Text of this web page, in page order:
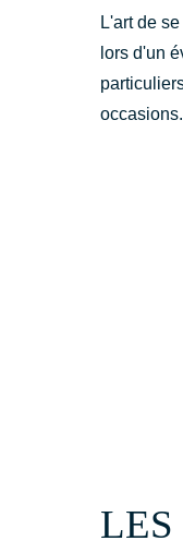
L'art de
lors d'un
occasions.